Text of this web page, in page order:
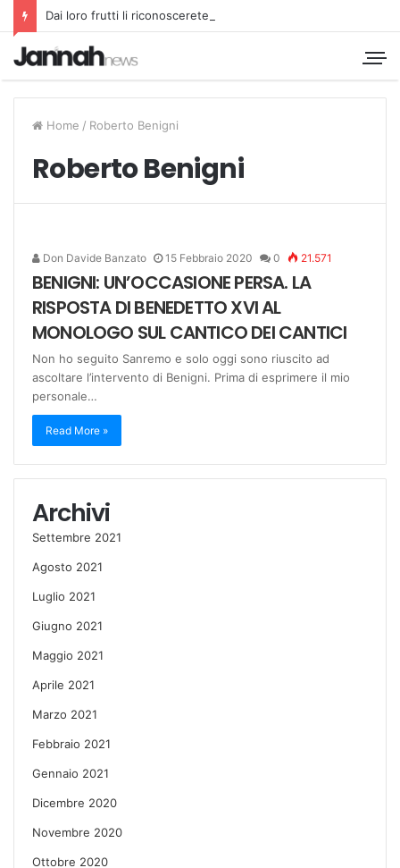
Dai loro frutti li riconoscerete
Home / Roberto Benigni
Roberto Benigni
Don Davide Banzato 15 Febbraio 2020 0 21.571
BENIGNI: UN’OCCASIONE PERSA. LA
RISPOSTA DI BENEDETTO XVI AL
MONOLOGO SUL CANTICO DEI CANTICI
Non ho seguito Sanremo e solo oggi sono riuscito ad
ascoltare l’intervento di Benigni. Prima di esprimere il mio
personale…
Read More »
Archivi
Settembre 2021
Agosto 2021
Luglio 2021
Giugno 2021
Maggio 2021
Aprile 2021
Marzo 2021
Febbraio 2021
Gennaio 2021
Dicembre 2020
Novembre 2020
Ottobre 2020